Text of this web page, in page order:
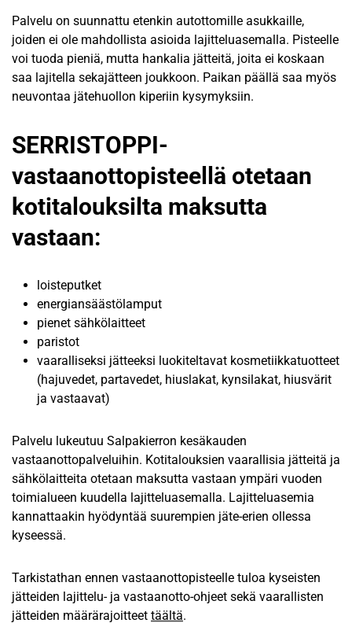
Palvelu on suunnattu etenkin autottomille asukkaille,
joiden ei ole mahdollista asioida lajitteluasemalla. Pisteelle
voi tuoda pieniä, mutta hankalia jätteitä, joita ei koskaan
saa lajitella sekajätteen joukkoon. Paikan päällä saa myös
neuvontaa jätehuollon kiperiin kysymyksiin.
SERRISTOPPI-
vastaanottopisteellä otetaan
kotitalouksilta maksutta
vastaan:
loisteputket
energiansäästölamput
pienet sähkölaitteet
paristot
vaaralliseksi jätteeksi luokiteltavat kosmetiikkatuotteet
(hajuvedet, partavedet, hiuslakat, kynsilakat, hiusvärit
ja vastaavat)
Palvelu lukeutuu Salpakierron kesäkauden
vastaanottopalveluihin. Kotitalouksien vaarallisia jätteitä ja
sähkölaitteita otetaan maksutta vastaan ympäri vuoden
toimialueen kuudella lajitteluasemalla. Lajitteluasemia
kannattaakin hyödyntää suurempien jäte-erien ollessa
kyseessä.
Tarkistathan ennen vastaanottopisteelle tuloa kyseisten
jätteiden lajittelu- ja vastaanotto-ohjeet sekä vaarallisten
jätteiden määrärajoitteet täältä.